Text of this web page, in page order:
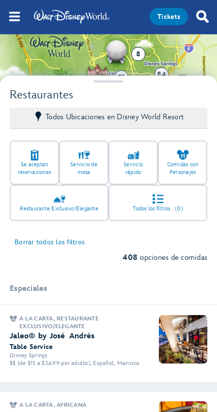
Tickets
Restaurantes
Todos Ubicaciones en Disney World Resort
Se aceptan
reservaciones
Servicio de
mesa
Servicio
rápido
Comidas con
Personajes
Restaurante Exclusivo/Elegante Todos los filtros (0)
Borrar todos los filtros
408opciones de comidas
Especiales
A LA CARTA, RESTAURANTE
EXCLUSIVO/ELEGANTE
Jaleo® by José Andrés
Table Service
Disney Springs
$$ (de $15 a $34.99 por adulto), Español, Mariscos
A LA CARTA, AFRICANA
8
84
75